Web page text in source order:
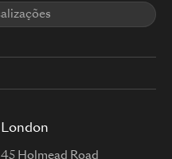
London
45 Holmead Road